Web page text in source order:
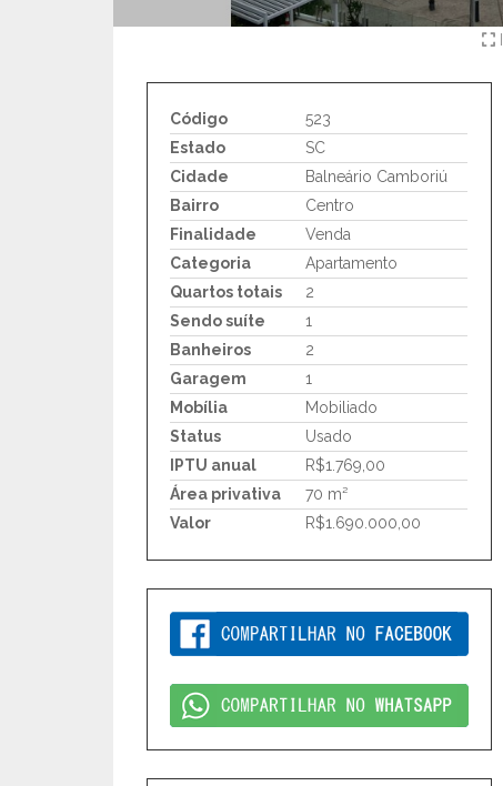
Código
523
Estado
SC
Cidade
Balneário Camboriú
Bairro
Centro
Finalidade
Venda
Categoria
Apartamento
Quartos totais
2
Sendo suíte
1
Banheiros
2
Garagem
1
Mobília
Mobiliado
Status
Usado
IPTU anual
R$1.769,00
Área privativa
70 m²
Valor
R$1.690.000,00